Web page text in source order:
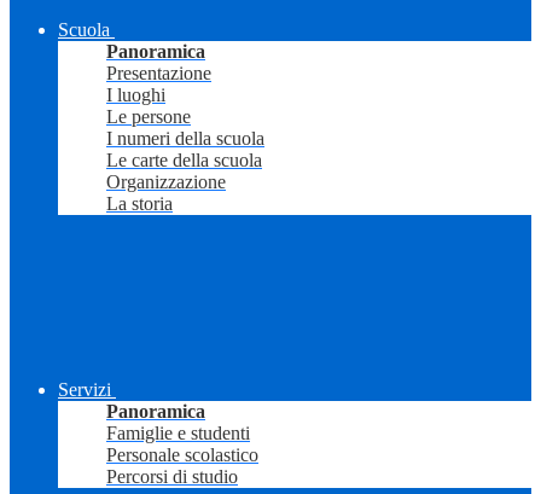
Scuola
Panoramica
Presentazione
I luoghi
Le persone
I numeri della scuola
Le carte della scuola
Organizzazione
La storia
Servizi
Panoramica
Famiglie e studenti
Personale scolastico
Percorsi di studio